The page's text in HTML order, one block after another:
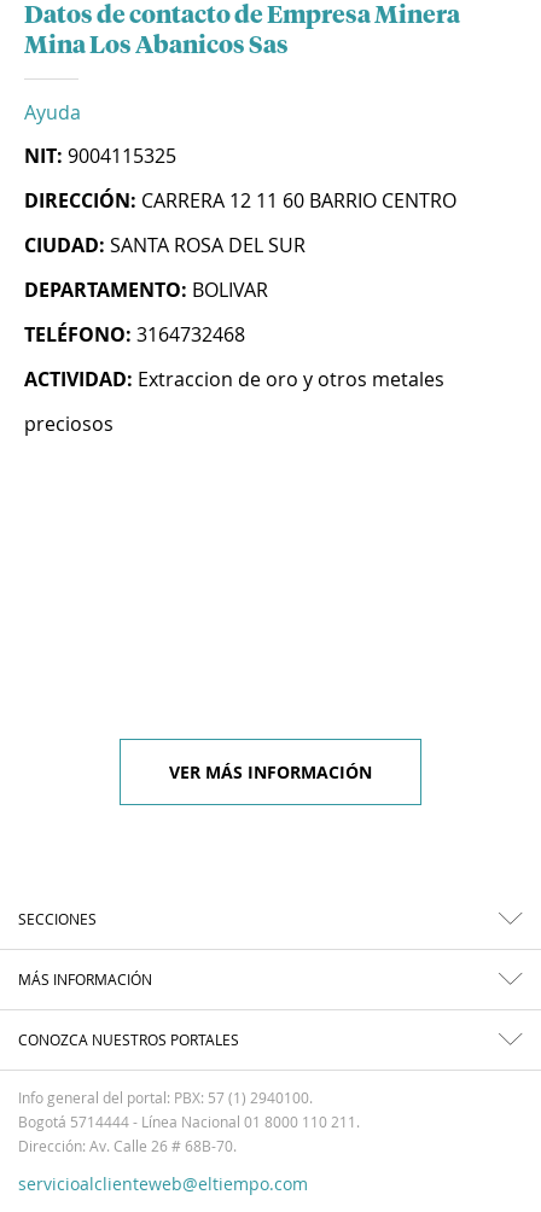
Datos de contacto de Empresa Minera
Mina Los Abanicos Sas
Ayuda
NIT: 9004115325
DIRECCIÓN: CARRERA 12 11 60 BARRIO CENTRO
CIUDAD: SANTA ROSA DEL SUR
DEPARTAMENTO: BOLIVAR
TELÉFONO: 3164732468
ACTIVIDAD: Extraccion de oro y otros metales
preciosos
VER MÁS INFORMACIÓN
SECCIONES
MÁS INFORMACIÓN
CONOZCA NUESTROS PORTALES
Info general del portal: PBX: 57 (1) 2940100.
Bogotá 5714444 - Línea Nacional 01 8000 110 211.
Dirección: Av. Calle 26 # 68B-70.
servicioalclienteweb@eltiempo.com